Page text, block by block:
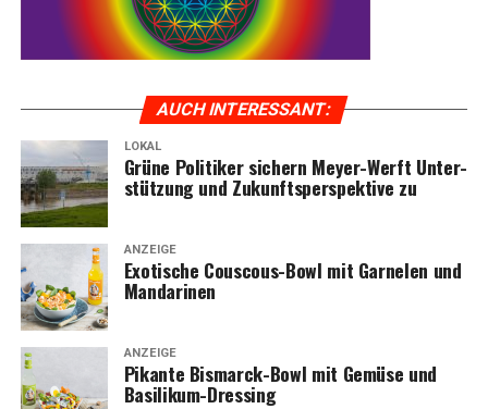
AUCH INTER­ES­SANT:
LOKAL
Grü­ne Poli­ti­ker sichern Mey­er-Werft Unter­
stüt­zung und Zukunfts­per­spek­ti­ve zu
ANZEIGE
Exo­ti­sche Cous­cous-Bowl mit Gar­ne­len und
Mandarinen
ANZEIGE
Pikan­te Bis­marck-Bowl mit Gemü­se und
Basilikum-Dressing